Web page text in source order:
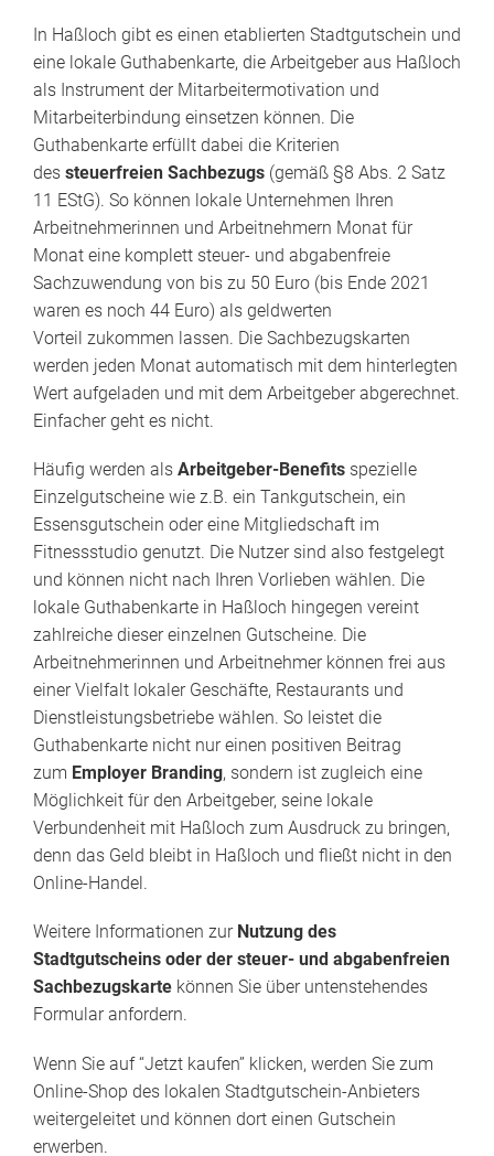
In Haßloch gibt es einen etablierten Stadtgutschein und
eine lokale Guthabenkarte, die Arbeitgeber aus Haßloch
als Instrument der Mitarbeitermotivation und
Mitarbeiterbindung einsetzen können. Die
Guthabenkarte erfüllt dabei die Kriterien
des steuerfreien Sachbezugs (gemäß §8 Abs. 2 Satz
11 EStG). So können lokale Unternehmen Ihren
Arbeitnehmerinnen und Arbeitnehmern Monat für
Monat eine komplett steuer- und abgabenfreie
Sachzuwendung von bis zu 50 Euro (bis Ende 2021
waren es noch 44 Euro) als geldwerten
Vorteil zukommen lassen. Die Sachbezugskarten
werden jeden Monat automatisch mit dem hinterlegten
Wert aufgeladen und mit dem Arbeitgeber abgerechnet.
Einfacher geht es nicht.
Häufig werden als Arbeitgeber-Benefits spezielle
Einzelgutscheine wie z.B. ein Tankgutschein, ein
Essensgutschein oder eine Mitgliedschaft im
Fitnessstudio genutzt. Die Nutzer sind also festgelegt
und können nicht nach Ihren Vorlieben wählen. Die
lokale Guthabenkarte in Haßloch hingegen vereint
zahlreiche dieser einzelnen Gutscheine. Die
Arbeitnehmerinnen und Arbeitnehmer können frei aus
einer Vielfalt lokaler Geschäfte, Restaurants und
Dienstleistungsbetriebe wählen. So leistet die
Guthabenkarte nicht nur einen positiven Beitrag
zum Employer Branding, sondern ist zugleich eine
Möglichkeit für den Arbeitgeber, seine lokale
Verbundenheit mit Haßloch zum Ausdruck zu bringen,
denn das Geld bleibt in Haßloch und fließt nicht in den
Online-Handel.
Weitere Informationen zur Nutzung des
Stadtgutscheins oder der steuer- und abgabenfreien
Sachbezugskarte können Sie über untenstehendes
Formular anfordern.
Wenn Sie auf “Jetzt kaufen” klicken, werden Sie zum
Online-Shop des lokalen Stadtgutschein-Anbieters
weitergeleitet und können dort einen Gutschein
erwerben.